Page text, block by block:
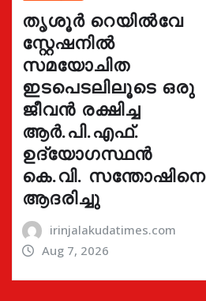
തൃശൂർ റെയിൽവേ
സ്റ്റേഷനിൽ
സമയോചിത
ഇടപെടലിലൂടെ ഒരു
ജീവൻ രക്ഷിച്ച
ആർ.പി.എഫ്.
ഉദ്യോഗസ്ഥൻ
കെ.വി. സന്തോഷിനെ
ആദരിച്ചു
irinjalakudatimes.com
Aug 7, 2026